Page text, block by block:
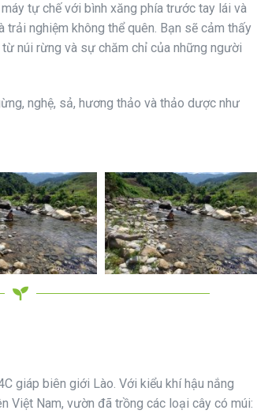
tự chế với bình xăng phía trước tay lái và
nghiệm không thể quên. Bạn sẽ cảm thấy
núi rừng và sự chăm chỉ của những người
nghệ, sả, hương thảo và thảo dược như
giáp biên giới Lào. Với kiểu khí hậu nắng
Việt Nam, vườn đã trồng các loại cây có múi: